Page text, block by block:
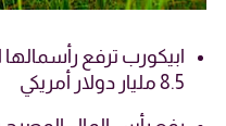
8.5 مليار دولار أمريكي